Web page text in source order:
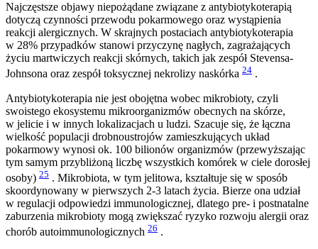
Najczęstsze objawy niepożądane związane z antybiotykoterapią
dotyczą czynności przewodu pokarmowego oraz wystąpienia
reakcji alergicznych. W skrajnych postaciach antybiotykoterapia
w 28% przypadków stanowi przyczynę nagłych, zagrażających
życiu martwiczych reakcji skórnych, takich jak zespół Stevensa-
Johnsona oraz zespół toksycznej nekrolizy naskórka 24 .
Antybiotykoterapia nie jest obojętna wobec mikrobioty, czyli
swoistego ekosystemu mikroorganizmów obecnych na skórze,
w jelicie i w innych lokalizacjach u ludzi. Szacuje się, że łączna
wielkość populacji drobnoustrojów zamieszkujących układ
pokarmowy wynosi ok. 100 bilionów organizmów (przewyższając
tym samym przybliżoną liczbę wszystkich komórek w ciele dorosłej
osoby) 25 . Mikrobiota, w tym jelitowa, kształtuje się w sposób
skoordynowany w pierwszych 2-3 latach życia. Bierze ona udział
w regulacji odpowiedzi immunologicznej, dlatego pre- i postnatalne
zaburzenia mikrobioty mogą zwiększać ryzyko rozwoju alergii oraz
chorób autoimmunologicznych 26 .